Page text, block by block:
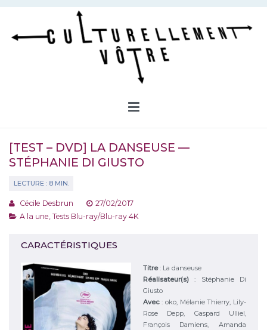
Aller
contenu
[TEST – DVD] LA DANSEUSE —
STÉPHANIE DI GIUSTO
Cécile Desbrun
27/02/2017
A la une Tests Blu-ray/Blu-ray 4K
CARACTÉRISTIQUES
Titre: La danseuse
Réalisateur(s):
Stéphanie Di
Giusto
Avec: oko, Mélanie Thierry, Lily-
Rose Depp, Gaspard Ulliel,
François Damiens, Amanda